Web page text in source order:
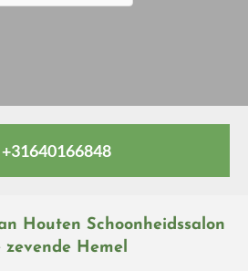
+31640166848
Houten Schoonheidssalon
zevende Hemel